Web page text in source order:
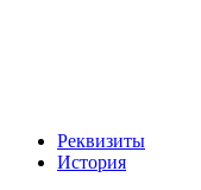
Реквизиты
История